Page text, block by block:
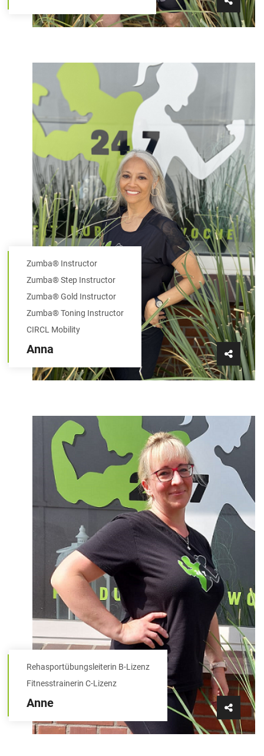
Zumba® Instructor
Zumba® Step Instructor
Zumba® Gold Instructor
Zumba® Toning Instructor
CIRCL Mobility
Anna
Rehasportübungsleiterin B-Lizenz
Fitnesstrainerin C-Lizenz
Anne